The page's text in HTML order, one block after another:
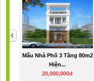
Mẫu Nhà Phố 3 Tầng 80m2
Hiện...
20,000,000đ